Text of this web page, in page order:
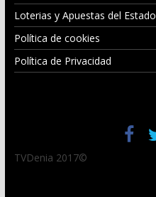
Loterias y Apuestas del Estado
Política de cookies
Política de Privacidad
TVDenia 2017©